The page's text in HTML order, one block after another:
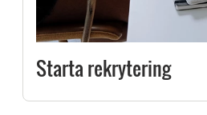
Starta rekrytering